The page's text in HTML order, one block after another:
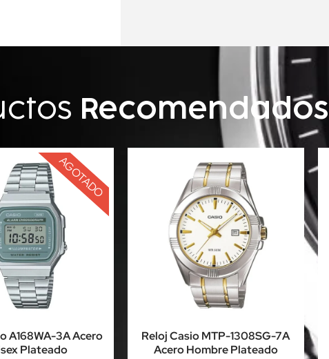
Recomendados
AGOTADO
A168WA-3A Acero
Plateado
Reloj Casio MTP-1308SG-7A
Acero Hombre Plateado